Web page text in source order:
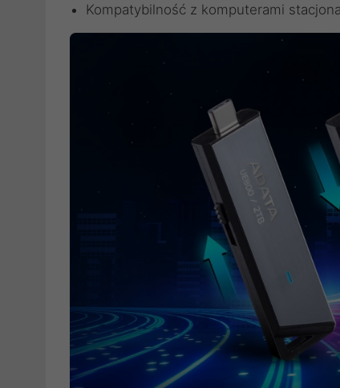
Kompatybilność z komputerami